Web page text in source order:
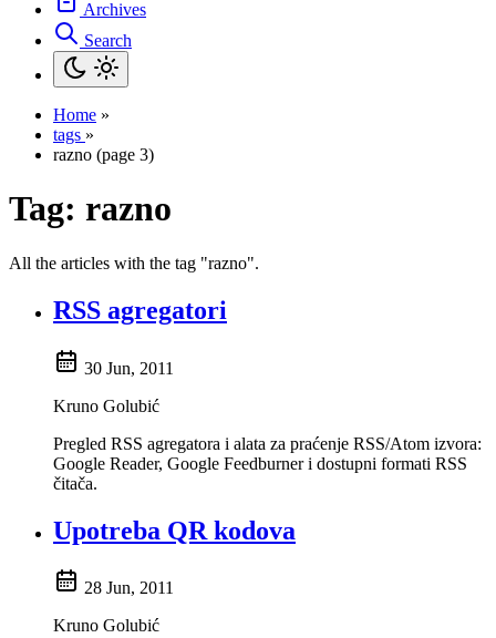
Archives
Search
Home »
tags »
razno (page 3)
Tag: razno
All the articles with the tag "razno".
RSS agregatori
30 Jun, 2011
Kruno Golubić
Pregled RSS agregatora i alata za praćenje RSS/Atom izvora:
Google Reader, Google Feedburner i dostupni formati RSS
čitača.
Upotreba QR kodova
28 Jun, 2011
Kruno Golubić